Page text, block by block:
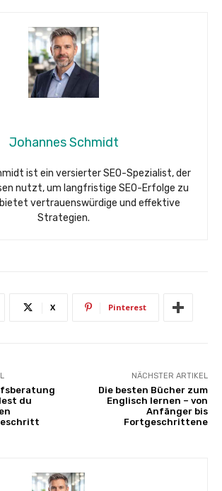
Johannes Schmidt
ist ein versierter SEO-Spezialist, der
nutzt, um langfristige SEO-Erfolge zu
bietet vertrauenswürdige und effektive
Strategien.
X Pinterest
du
NÄCHSTER ARTIKEL
Die besten Bücher zum
Englisch lernen – von
Anfänger bis
Fortgeschrittene